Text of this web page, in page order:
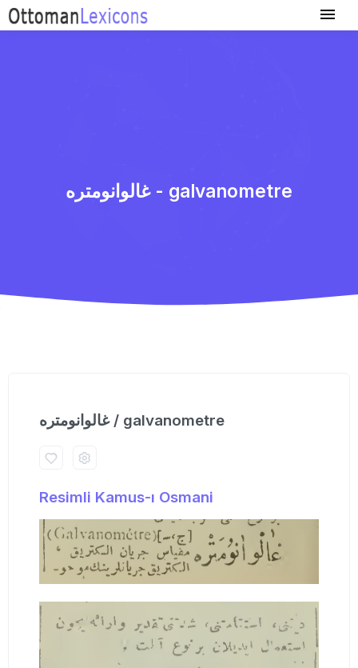
غالوانومتره - galvanometre
غالوانومتره / galvanometre
Resimli Kamus-ı Osmani